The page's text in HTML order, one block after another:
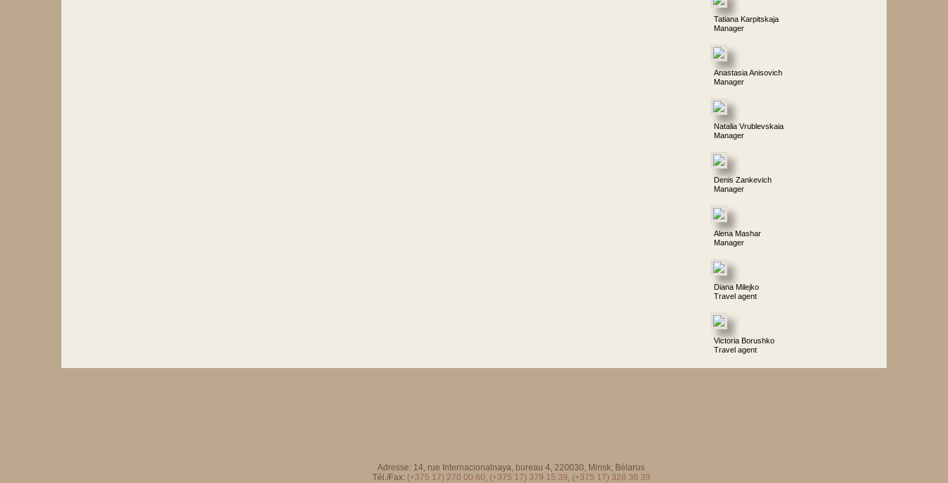
Tatiana Karpitskaja
Manager
Anastasia Anisovich
Manager
Natalia Vrublevskaia
Manager
Denis Zankevich
Manager
Alena Mashar
Manager
Diana Milejko
Travel agent
Victoria Borushko
Travel agent
Adresse: 14, rue Internacionalnaya, bureau 4, 220030, Minsk, Bélarus
Tél./Fax: (+375 17) 270 00 60, (+375 17) 379 15 39, (+375 17) 328 36 39